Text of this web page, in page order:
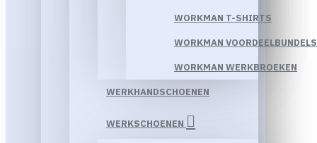
WORKMAN T-SHIRTS
WORKMAN VOORDEELBUNDELS
WORKMAN WERKBROEKEN
WERKHANDSCHOENEN
WERKSCHOENEN